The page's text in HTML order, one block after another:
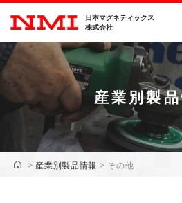
日本マグネティックス
株式会社
製品情報
産業別製品情報
産業別製
> 産業別製品情報 > その他